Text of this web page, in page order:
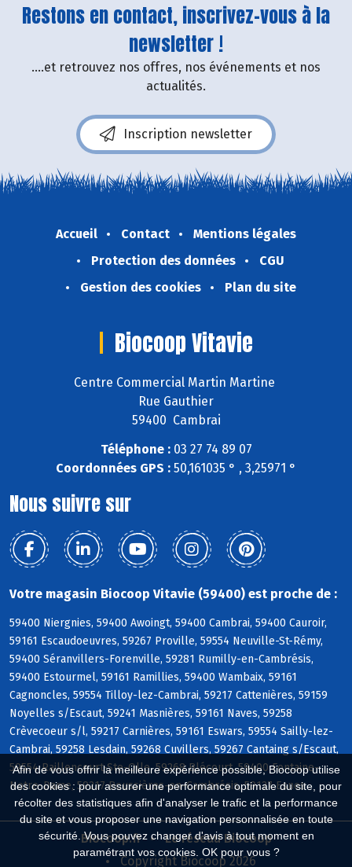
Afin de vous offrir la meilleure expérience possible, Biocoop utilise
des cookies : pour assurer une performance optimale du site, pour
récolter des statistiques afin d'analyser le trafic et la performance
du site et vous proposer une navigation personnalisée en toute
sécurité. Vous pouvez changer d'avis à tout moment en
paramétrant vos cookies. OK pour vous ?
Restons en contact, inscrivez-vous à la
newsletter !
....et retrouvez nos offres, nos événements et nos
actualités.
Inscription newsletter
Accueil Contact
Mentions légales
Protection des données
CGU
Gestion des cookies
Plan du site
Biocoop Vitavie
Centre Commercial Martin Martine
Rue Gauthier
59400 Cambrai
Téléphone :03 27 74 89 07
Coordonnées GPS : 50,161035 ° , 3,25971 °
Nous suivre sur
Votre magasin Biocoop Vitavie (59400) est proche de :
59400 Niergnies, 59400 Awoingt, 59400 Cambrai, 59400 Cauroir,
59161 Escaudoeuvres, 59267 Proville, 59554 Neuville-St-Rémy,
59400 Séranvillers-Forenville, 59281 Rumilly-en-Cambrésis,
59400 Estourmel, 59161 Ramillies, 59400 Wambaix, 59161
Cagnoncles, 59554 Tilloy-lez-Cambrai, 59217 Cattenières, 59159
Noyelles s/Escaut, 59241 Masnières, 59161 Naves, 59258
Crèvecoeur s/l, 59217 Carnières, 59161 Eswars, 59554 Sailly-lez-
Cambrai, 59258 Lesdain, 59268 Cuvillers, 59267 Cantaing s/Escaut,
59554 Raillencourt-Ste-Olle, 59268 Blécourt, 59400 Fontaine-
Notre-Dame, 59217 Boussières-en-Cambrésis, 59127 Esnes
Biocoop.fr
Le réseau Biocoop
Copyright Biocoop 2026